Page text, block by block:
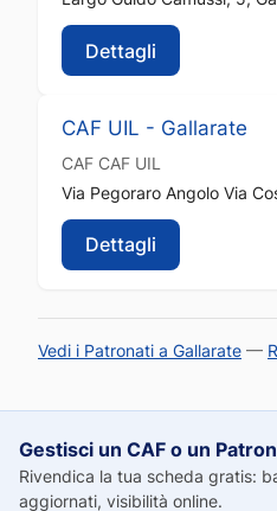
Dettagli
CAF UIL - Gallarate
CAF CAF UIL
Via Pegoraro Angolo Via
Dettagli
Vedi i Patronati a Gallarate —
Gestisci un CAF o un
Rivendica la tua scheda gratis:
aggiornati, visibilità online.